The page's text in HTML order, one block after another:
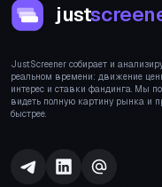
just
JustScreener собирает и
реальном времени: движение
интерес и ставки фандинга. Мы
видеть полную картину рынка и
быстрее.